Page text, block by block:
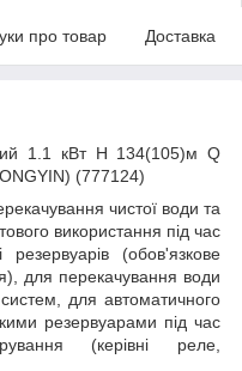
про товар Доставка
1.1 кВт H 134(105)м Q
(777124)
чистої води та
використання під час
(обов'язкове
для перекачування води
для автоматичного
резервуарами під час
(керівні реле,